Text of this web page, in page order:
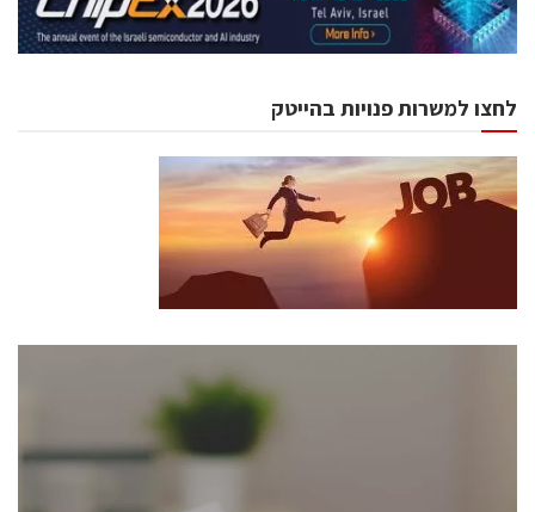
לחצו למשרות פנויות בהייטק
כנסים ואירועים